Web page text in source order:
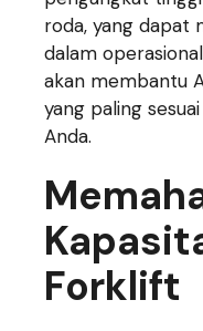
roda, yang dapat
dalam
akan membantu
yang paling
Anda.
Forklift